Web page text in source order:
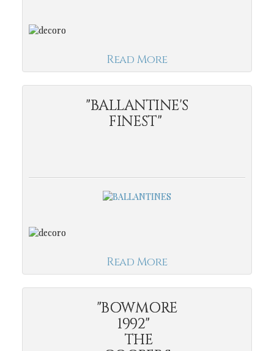
Read More
"BALLANTINE'S
FINEST"
Read More
"BOWMORE
1992"
THE